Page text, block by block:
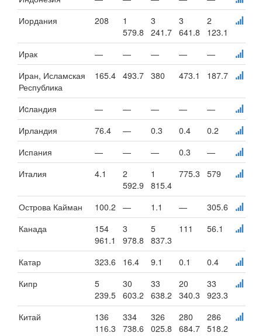
Иордания
208
1
579.8
3
241.7
3
641.8
2
123.1
Ирак
— — — —
—
Иран, Исламская
Республика
165.4 493.7 380 473.1 187.7
Иcландия — — — —
—
Ирландия
76.4 — 0.3 0.4
0.2
Испания
— — — 0.3
—
Италия
4.1
2
592.9
1
815.4
775.3 579
Острова Кайман 100.2 — 1.1 —
305.6
Канада
154
961.1
3
978.8
5
837.3
111 56.1
Катар 323.6 16.4 9.1 0.1
0.4
Кипр
5
239.5
30
603.2
33
638.2
20
340.3
33
923.3
Китай
136
116.3
334
738.6
326
025.8
280
684.7
286
518.2